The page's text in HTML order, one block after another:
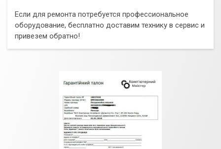
Если для ремонта потребуется профессиональное
оборудование, бесплатно доставим технику в сервис и
привезем обратно!